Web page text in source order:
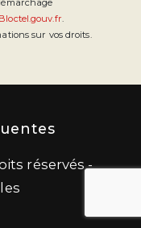
Bloctel.gouv.fr.
sur vos droits.
réservés -